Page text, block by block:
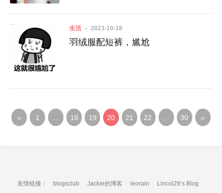
生活 2023-10-18
羽绒服配短裤，尴尬
« 1 18 19 20 21 22 30 »
友情链接： blogsclub Jackie的博客 leorain Lincol29’s Blog